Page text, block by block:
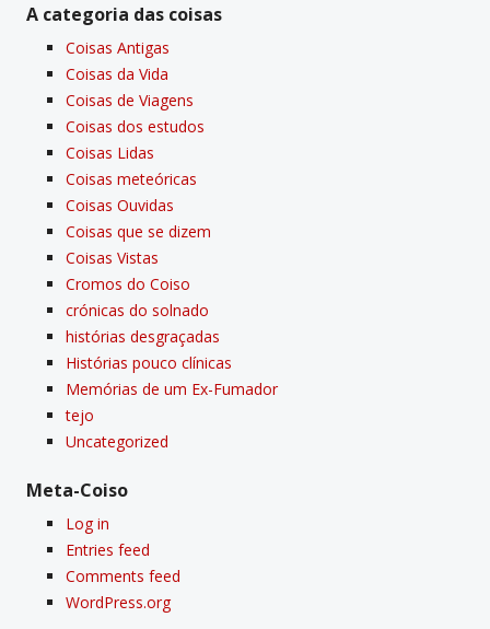
A categoria das coisas
Coisas Antigas
Coisas da Vida
Coisas de Viagens
Coisas dos estudos
Coisas Lidas
Coisas meteóricas
Coisas Ouvidas
Coisas que se dizem
Coisas Vistas
Cromos do Coiso
crónicas do solnado
histórias desgraçadas
Histórias pouco clí­nicas
Memórias de um Ex-Fumador
tejo
Uncategorized
Meta-Coiso
Log in
Entries feed
Comments feed
WordPress.org